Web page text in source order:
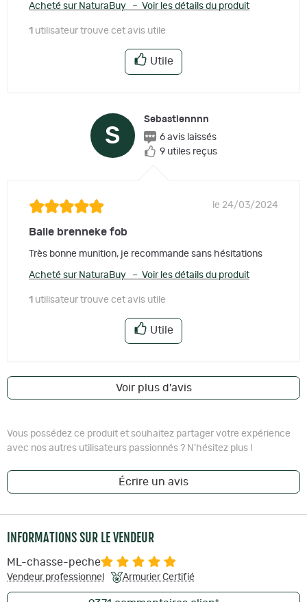
Acheté sur NaturaBuy – Voir les détails du produit
1 utilisateur trouve cet avis utile
Utile
S
Sebastiennnn
6 avis laissés
9 utiles reçus
le 24/03/2024
Balle brenneke fob
Très bonne munition, je recommande sans hésitations
Acheté sur NaturaBuy – Voir les détails du produit
1 utilisateur trouve cet avis utile
Utile
Voir plus d'avis
Vous possédez ce produit et souhaitez partager votre expérience
avec nos autres utilisateurs passionnés ? N'hésitez plus !
Écrire un avis
INFORMATIONS SUR LE VENDEUR
ML-chasse-peche
Vendeur professionnel Armurier Certifié